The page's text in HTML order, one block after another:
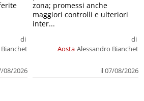
di
08/2026
Aosta
di
Alessandro Bianchet
il 07/08/2026
zona; promessi anche
maggiori controlli e ulteriori
inter...